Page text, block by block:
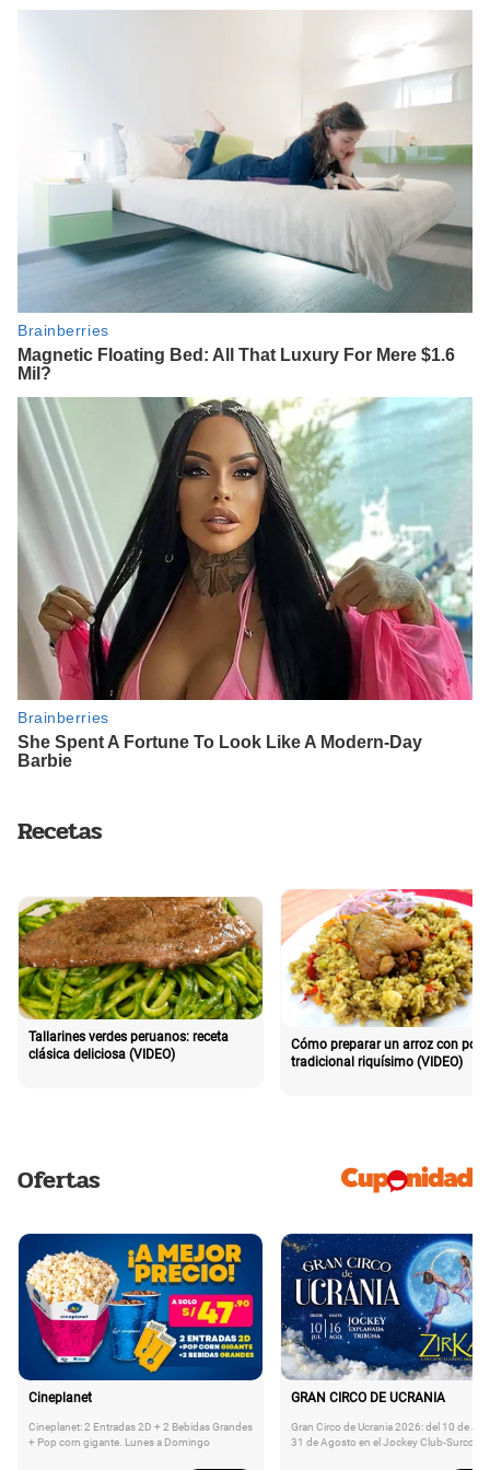
Recetas
Tallarines verdes peruanos: receta
clásica deliciosa (VIDEO)
Cómo preparar un arroz con pollo
tradicional riquísimo (VIDEO)
Ofertas
Cineplanet
Cineplanet: 2 Entradas 2D + 2 Bebidas Grandes
+ Pop corn gigante. Lunes a Domingo
GRAN CIRCO DE UCRANIA
Gran Circo de Ucrania 2026: del 10 de
31 de Agosto en el Jockey Club-Surco